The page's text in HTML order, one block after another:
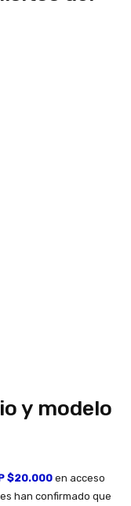
y modelo
$20.000en acceso
han confirmado que